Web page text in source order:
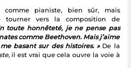
comme pianiste, bien sûr, mais
tourner vers la composition de
toute honnêteté, je ne pense pas
comme Beethoven. Mais j’aime
basant sur des histoires. »De la
il est vrai que cela ouvre la voie à